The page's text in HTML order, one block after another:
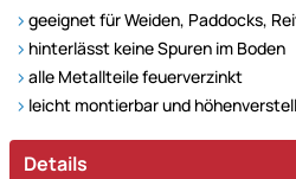
geeignet für Weiden, Paddocks,
hinterlässt keine Spuren im Boden
alle Metallteile feuerverzinkt
leicht montierbar und
Details